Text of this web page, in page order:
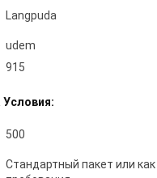
Langpuda
udem
915
Условия:
500
Стандартный пакет или